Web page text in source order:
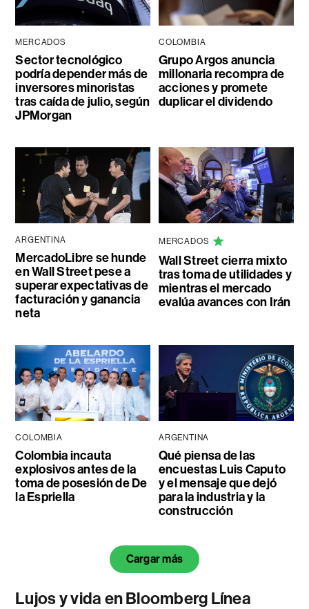
MERCADOS
Sector tecnológico
podría depender más de
inversores minoristas
tras caída de julio, según
JPMorgan
COLOMBIA
Grupo Argos anuncia
millonaria recompra de
acciones y promete
duplicar el dividendo
ARGENTINA
MercadoLibre se hunde
en Wall Street pese a
superar expectativas de
facturación y ganancia
neta
MERCADOS
Wall Street cierra mixto
tras toma de utilidades y
mientras el mercado
evalúa avances con Irán
COLOMBIA
Colombia incauta
explosivos antes de la
toma de posesión de De
la Espriella
ARGENTINA
Qué piensa de las
encuestas Luis Caputo
y el mensaje que dejó
para la industria y la
construcción
Cargar más
Lujos y vida en Bloomberg Línea